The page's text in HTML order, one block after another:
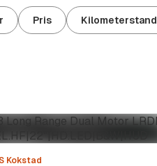
Pris Kilometerstand
Kokstad